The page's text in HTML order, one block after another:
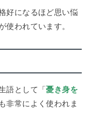
好になるほど思い悩
使われています。
語として「憂き身を
非常によく使われま